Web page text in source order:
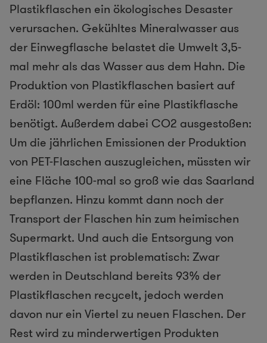
Plastikflaschen ein ökologisches Desaster
verursachen. Gekühltes Mineralwasser aus
der Einwegflasche belastet die Umwelt 3,5-
mal mehr als das Wasser aus dem Hahn. Die
Produktion von Plastikflaschen basiert auf
Erdöl: 100ml werden für eine Plastikflasche
benötigt. Außerdem dabei CO2 ausgestoßen:
Um die jährlichen Emissionen der Produktion
von PET-Flaschen auszugleichen, müssten wir
eine Fläche 100-mal so groß wie das Saarland
bepflanzen. Hinzu kommt dann noch der
Transport der Flaschen hin zum heimischen
Supermarkt. Und auch die Entsorgung von
Plastikflaschen ist problematisch: Zwar
werden in Deutschland bereits 93% der
Plastikflaschen recycelt, jedoch werden
davon nur ein Viertel zu neuen Flaschen. Der
Rest wird zu minderwertigen Produkten